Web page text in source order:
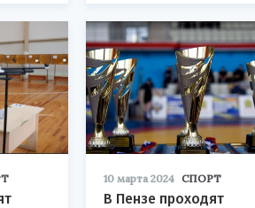
10 марта 2024 СПОРТ
В Пензе проходят